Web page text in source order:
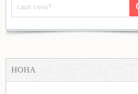
HOHA